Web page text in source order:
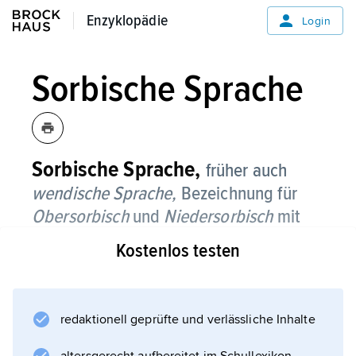
Enzyklopädie
Enzyklopädie Login
Sorbische Sprache
Sorbische Sprache, früher auch
wendische Sprache, Bezeichnung für
Obersorbischund Niedersorbischmit
jeweils eigener schriftsprachlicher Form
und eigenen Dialekten, die allmählich
Die sorbische Sprache zählt zu den
Kostenlos testen
redaktionell geprüfte und verlässliche Inhalte